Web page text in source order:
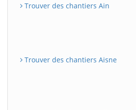
Trouver des chantiers Ain
Trouver des chantiers Aisne